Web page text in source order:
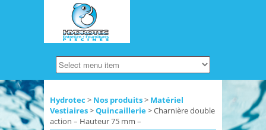
Hydrotec > Nos produits> Matériel
Vestiaires>Quincaillerie> Charnière double
action – Hauteur 75 mm –